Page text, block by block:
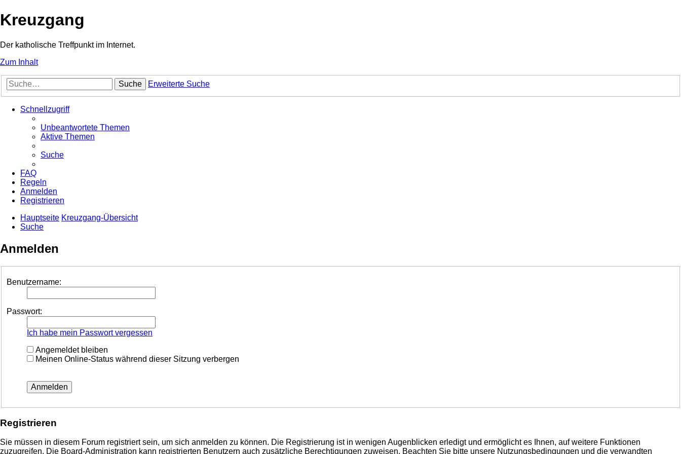
Kreuzgang
Der katholische Treffpunkt im Internet.
Zum Inhalt
Suche Erweiterte Suche
Schnellzugriff
Unbeantwortete Themen
Aktive Themen
Suche
FAQ
Regeln
Anmelden
Registrieren
Hauptseite Kreuzgang-Übersicht
Suche
Anmelden
Benutzername:
Passwort:
Ich habe mein Passwort vergessen
Angemeldet bleiben
Meinen Online-Status während dieser Sitzung verbergen
Registrieren
Sie müssen in diesem Forum registriert sein, um sich anmelden zu können. Die Registrierung ist in wenigen Augenblicken erledigt und ermöglicht es Ihnen, auf weitere Funktionen
zuzugreifen. Die Board-Administration kann registrierten Benutzern auch zusätzliche Berechtigungen zuweisen. Beachten Sie bitte unsere Nutzungsbedingungen und die verwandten